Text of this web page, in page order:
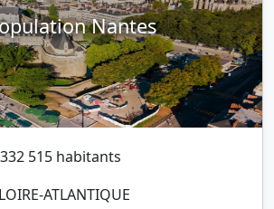
Nantes
332 515 habitants
ATLANTIQUE